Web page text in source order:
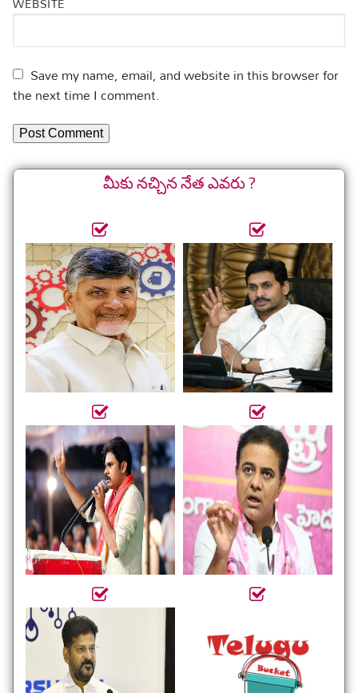
Save my name, email, and website in this browser for
the next time I comment.
మీకు నచ్చిన నేత ఎవరు ?